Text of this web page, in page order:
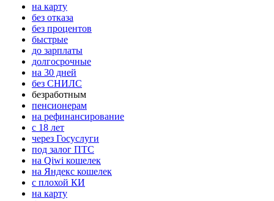
на карту
без отказа
без процентов
быстрые
до зарплаты
долгосрочные
на 30 дней
без СНИЛС
безработным
пенсионерам
на рефинансирование
с 18 лет
через Госуслуги
под залог ПТС
на Qiwi кошелек
на Яндекс кошелек
с плохой КИ
на карту